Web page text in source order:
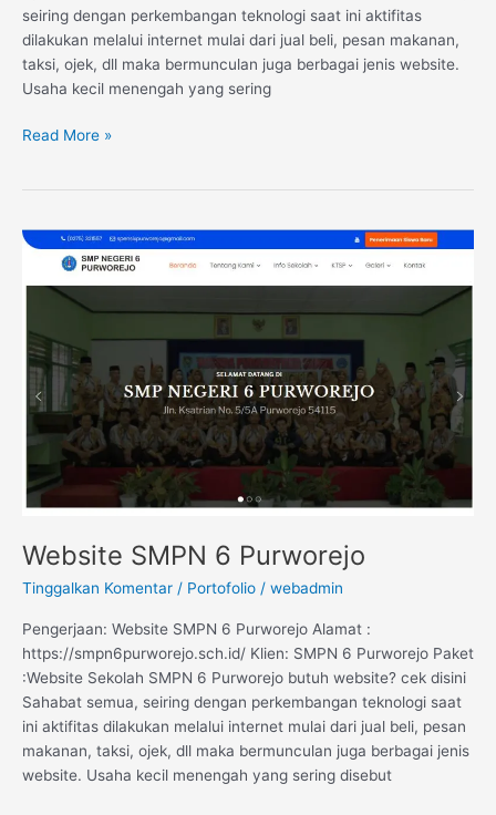
seiring dengan perkembangan teknologi saat ini aktifitas
dilakukan melalui internet mulai dari jual beli, pesan makanan,
taksi, ojek, dll maka bermunculan juga berbagai jenis website.
Usaha kecil menengah yang sering
Read More »
Website SMPN 6 Purworejo
Tinggalkan Komentar / Portofolio / webadmin
Pengerjaan: Website SMPN 6 Purworejo Alamat :
https://smpn6purworejo.sch.id/ Klien: SMPN 6 Purworejo Paket
:Website Sekolah SMPN 6 Purworejo butuh website? cek disini
Sahabat semua, seiring dengan perkembangan teknologi saat
ini aktifitas dilakukan melalui internet mulai dari jual beli, pesan
makanan, taksi, ojek, dll maka bermunculan juga berbagai jenis
website. Usaha kecil menengah yang sering disebut
Website
SMPN
6
Purworejo